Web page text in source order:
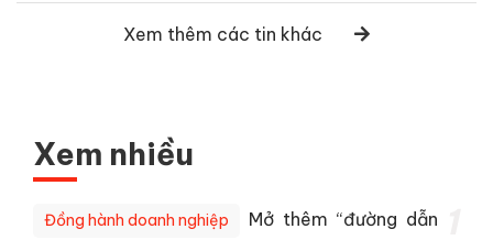
Xem thêm các tin khác
Xem nhiều
Đồng hành doanh nghiệp
Mở thêm “đường dẫn